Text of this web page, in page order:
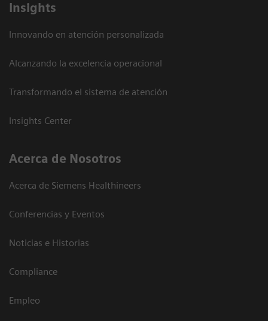
Insights
Innovando en atención personalizada
Alcanzando la excelencia operacional
Transformando el sistema de atención
Insights Center
Acerca de Nosotros
Acerca de Siemens Healthineers
Conferencias y Eventos
Noticias e Historias
Compliance
Empleo